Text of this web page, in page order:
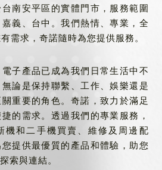
南安平區的實體門市，服務範圍
義、台中。我們熱情、專業，全
需求，奇諾隨時為您提供服務。
子產品已成為我們日常生活中不
論是保持聯繫、工作、娛樂還是
重要的角色。奇諾，致力於滿足
的需求。透過我們的專業服務，
機和二手機買賣、維修及周邊配
提供最優質的產品和體驗，助您
索與連結。